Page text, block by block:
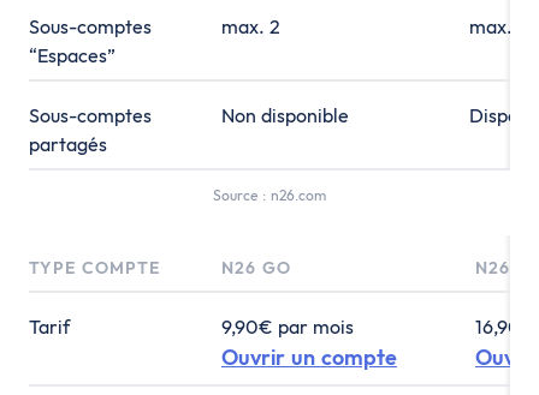
Sous-comptes
“Espaces”
max. 2 max. 10
Sous-comptes
partagés
Non disponible
Source : n26.com
TYPE COMPTE N26 GO N26
Tarif 9,90€ par mois
Ouvrir un compte